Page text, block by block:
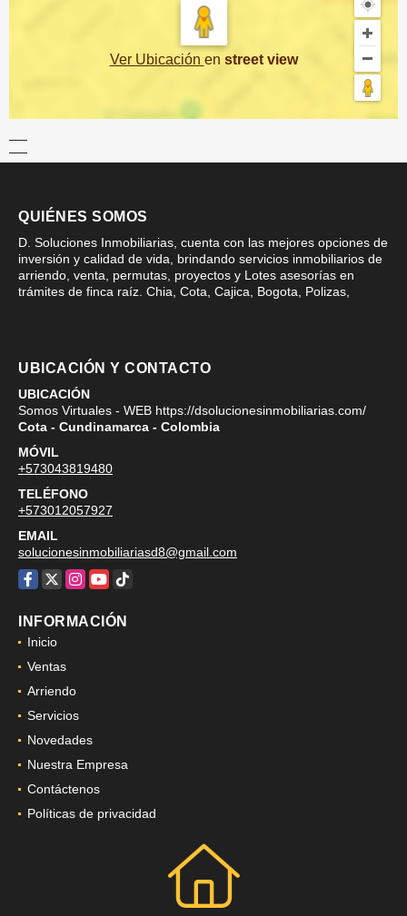
Ver Ubicación en street view
QUIÉNES SOMOS
D. Soluciones Inmobiliarias, cuenta con las mejores opciones de
inversión y calidad de vida, brindando servicios inmobiliarios de
arriendo, venta, permutas, proyectos y Lotes asesorías en
trámites de finca raíz. Chia, Cota, Cajica, Bogota, Polizas,
UBICACIÓN Y CONTACTO
UBICACIÓN
Somos Virtuales - WEB https://dsolucionesinmobiliarias.com/
Cota - Cundinamarca - Colombia
MÓVIL
+573043819480
TELÉFONO
+573012057927
EMAIL
solucionesinmobiliariasd8@gmail.com
Facebook
X Instagram
YouTube
TikTok
INFORMACIÓN
Inicio
Ventas
Arriendo
Servicios
Novedades
Nuestra Empresa
Contáctenos
Políticas de privacidad